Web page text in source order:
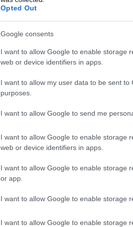
Opted Out
Google consents
I want to allow Google to enable storage
web or device identifiers in apps.
I want to allow my user data to be sent to
purposes.
I want to allow Google to send me
I want to allow Google to enable storage
web or device identifiers in apps.
I want to allow Google to enable storage
or app.
I want to allow Google to enable storage
I want to allow Google to enable storage